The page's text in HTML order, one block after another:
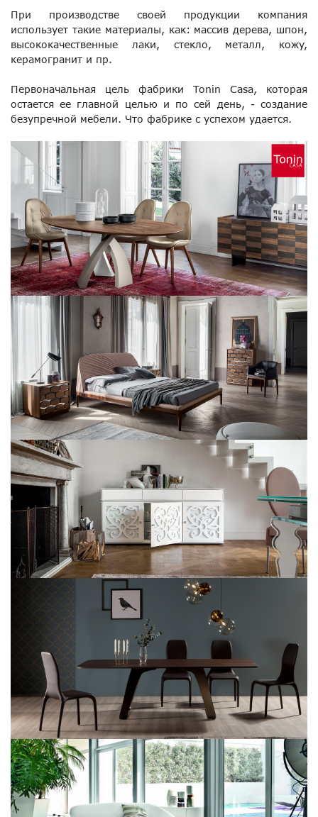
При производстве своей продукции компания
использует такие материалы, как: массив дерева, шпон,
высококачественные лаки, стекло, металл, кожу,
керамогранит и пр.
Первоначальная цель фабрики Tonin Casa, которая
остается ее главной целью и по сей день, - создание
безупречной мебели. Что фабрике с успехом удается.